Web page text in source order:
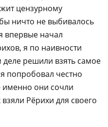
цензурному
ничто не выбивалось
впервые начал
я по наивности
решили взять самое
попробовал честно
именно они сочли
Рёрихи для своего